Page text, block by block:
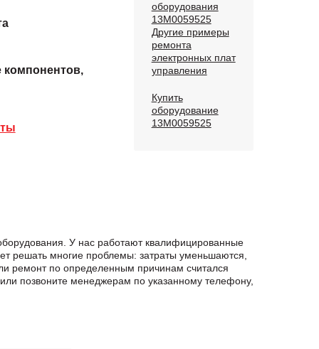
компонентов,
оборудования
13M0059525
Другие примеры
ремонта
электронных плат
управления
Купить
оборудование
13M0059525
У нас работают квалифицированные
решать многие проблемы: затраты уменьшаются,
ремонт по определенным причинам считался
позвоните менеджерам по указанному телефону,